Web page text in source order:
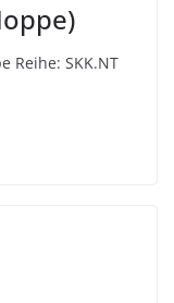
Reihe: SKK.NT